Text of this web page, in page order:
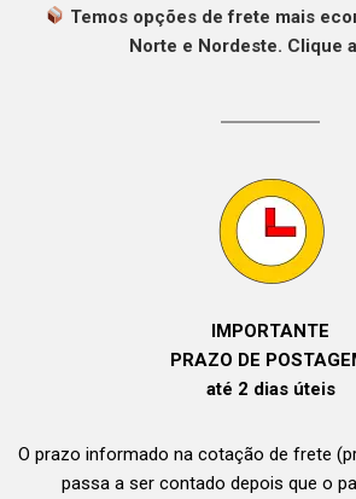
Temos opções de frete mais
Norte e Nordeste. Clique
IMPORTANTE
PRAZO DE
até 2 dias úteis
O prazo informado na cotação de frete
passa a ser contado depois que o